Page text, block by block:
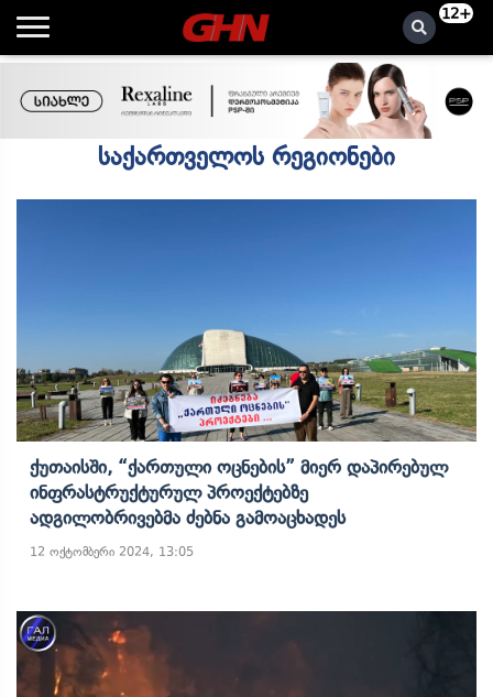
12+
საქართველოს რეგიონები
Ქუთაისში, “ქართული Ოცნების” Მიერ Დაპირებულ
Ინფრასტრუქტურულ Პროექტებზე
Ადგილობრივებმა Ძებნა Გამოაცხადეს
12 ოქტომბერი 2024, 13:05